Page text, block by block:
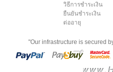
วิธีการชำระเงิน
ยืนยันชำระเงิน
ต่ออายุ
"Our infrastructure is secured